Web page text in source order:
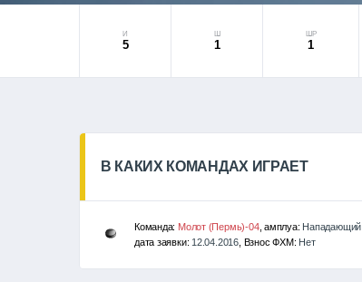
И
5
Ш
1
ШР
1
В КАКИХ КОМАНДАХ ИГРАЕТ
Команда: Молот (Пермь)-04, амплуа: Нападающий
дата заявки: 12.04.2016, Взнос ФХМ: Нет